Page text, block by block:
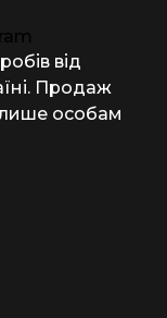
від
Продаж
особам